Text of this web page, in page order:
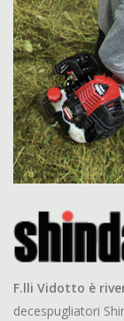
F.lli Vidotto è
decespugliatori